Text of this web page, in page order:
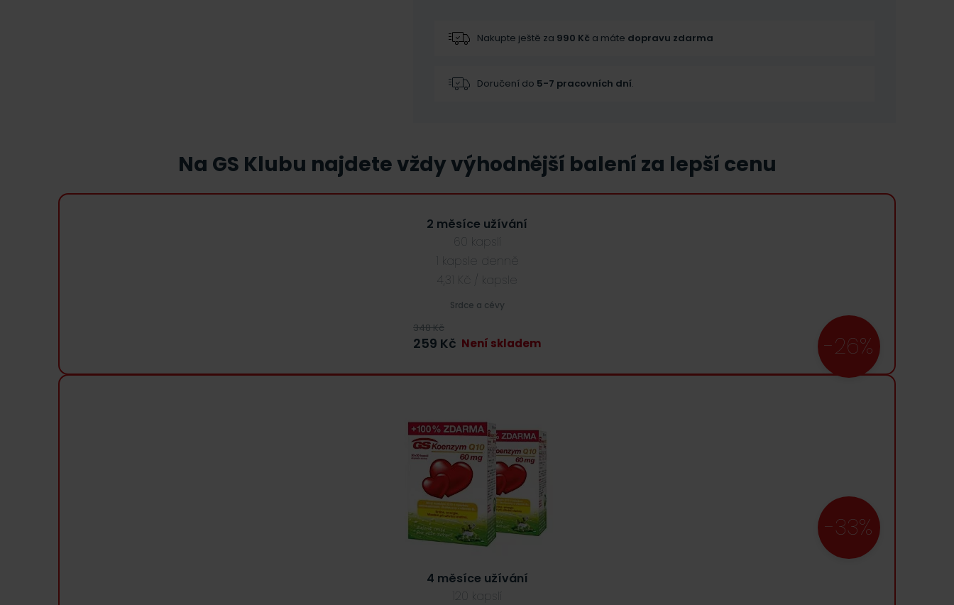
Nakupte ještě za 990 Kč a máte dopravu zdarma
Doručení do 5-7 pracovních dní.
Na GS Klubu najdete vždy výhodnější balení za lepší cenu
2 měsíce užívání
60 kapslí
1 kapsle denně
4,31 Kč / kapsle
Srdce a cévy
-26%
348Kč
259 Kč Není skladem
4 měsíce užívání
120 kapslí
-33%